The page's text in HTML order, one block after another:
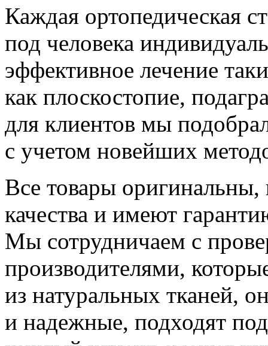
Каждая ортопедическая
под человека
эффективное лечение
как плоскостопие,
для клиентов мы
с учетом новейших
Все товары
качества и имеют
Мы сотрудничаем с
производителями,
из натуральных тканей,
и надежные, подходят